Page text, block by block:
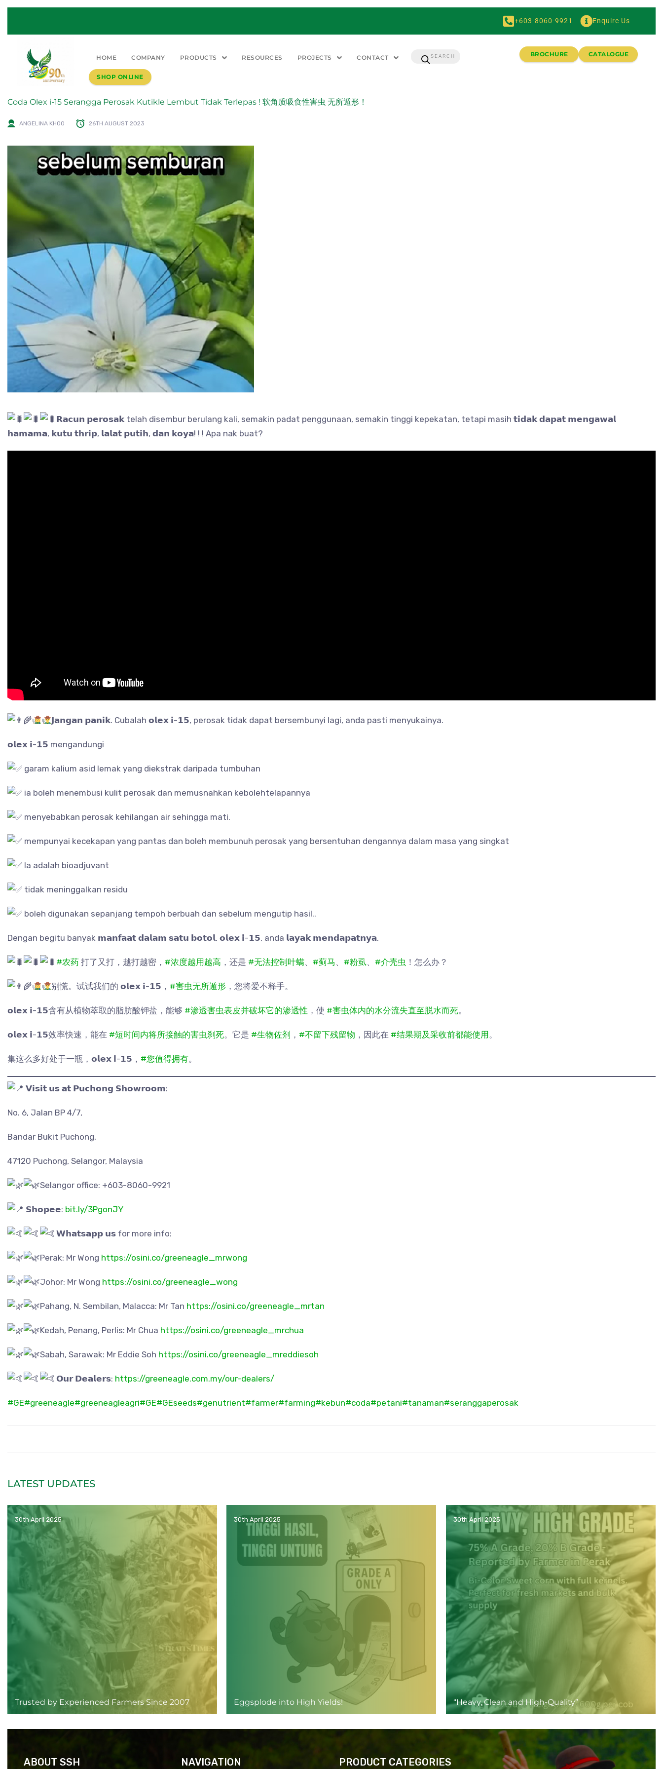
+603-8060-9921 Enquire Us
HOME COMPANY PRODUCTS RESOURCES PROJECTS CONTACT BROCHURE CATALOGUE
SHOP ONLINE
Coda Olex i-15 Serangga Perosak Kutikle Lembut Tidak Terlepas ! 软角质吸食性害虫 无所遁形！
ANGELINA KHOO 26TH AUGUST 2023
𝗥𝗮𝗰𝘂𝗻 𝗽𝗲𝗿𝗼𝘀𝗮𝗸 telah disembur berulang kali, semakin padat penggunaan, semakin tinggi kepekatan, tetapi masih 𝘁𝗶𝗱𝗮𝗸 𝗱𝗮𝗽𝗮𝘁 𝗺𝗲𝗻𝗴𝗮𝘄𝗮𝗹
𝗵𝗮𝗺𝗮𝗺𝗮, 𝗸𝘂𝘁𝘂 𝘁𝗵𝗿𝗶𝗽, 𝗹𝗮𝗹𝗮𝘁 𝗽𝘂𝘁𝗶𝗵, 𝗱𝗮𝗻 𝗸𝗼𝘆𝗮! ! ! Apa nak buat?
𝗝𝗮𝗻𝗴𝗮𝗻 𝗽𝗮𝗻𝗶𝗸. Cubalah 𝗼𝗹𝗲𝘅 𝗶-𝟭𝟱, perosak tidak dapat bersembunyi lagi, anda pasti menyukainya.
𝗼𝗹𝗲𝘅 𝗶-𝟭𝟱 mengandungi
garam kalium asid lemak yang diekstrak daripada tumbuhan
ia boleh menembusi kulit perosak dan memusnahkan kebolehtelapannya
menyebabkan perosak kehilangan air sehingga mati.
mempunyai kecekapan yang pantas dan boleh membunuh perosak yang bersentuhan dengannya dalam masa yang singkat
Ia adalah bioadjuvant
tidak meninggalkan residu
boleh digunakan sepanjang tempoh berbuah dan sebelum mengutip hasil..
Dengan begitu banyak 𝗺𝗮𝗻𝗳𝗮𝗮𝘁 𝗱𝗮𝗹𝗮𝗺 𝘀𝗮𝘁𝘂 𝗯𝗼𝘁𝗼𝗹, 𝗼𝗹𝗲𝘅 𝗶-𝟭𝟱, anda 𝗹𝗮𝘆𝗮𝗸 𝗺𝗲𝗻𝗱𝗮𝗽𝗮𝘁𝗻𝘆𝗮.
#农药 打了又打，越打越密， #浓度越用越高 ，还是 #无法控制叶螨、 #蓟马 、 #粉虱、 #介壳虫 ！怎么办？
别慌。试试我们的 𝗼𝗹𝗲𝘅 𝗶-𝟭𝟱， #害虫无所遁形，您将爱不释手。
𝗼𝗹𝗲𝘅 𝗶-𝟭𝟱含有从植物萃取的脂肪酸钾盐，能够 #渗透害虫表皮并破坏它的渗透性 ，使 #害虫体内的水分流失直至脱水而死。
𝗼𝗹𝗲𝘅 𝗶-𝟭𝟱效率快速，能在 #短时间内将所接触的害虫刹死。它是 #生物佐剂 ， #不留下残留物 ，因此在 #结果期及采收前都能使用 。
集这么多好处于一瓶，𝗼𝗹𝗲𝘅 𝗶-𝟭𝟱， #您值得拥有。
𝗩𝗶𝘀𝗶𝘁 𝘂𝘀 𝗮𝘁 𝗣𝘂𝗰𝗵𝗼𝗻𝗴 𝗦𝗵𝗼𝘄𝗿𝗼𝗼𝗺:
No. 6, Jalan BP 4/7,
Bandar Bukit Puchong,
47120 Puchong, Selangor, Malaysia
Selangor office: +603-8060-9921
𝗦𝗵𝗼𝗽𝗲𝗲: bit.ly/3PgonJY
𝗪𝗵𝗮𝘁𝘀𝗮𝗽𝗽 𝘂𝘀 for more info:
Perak: Mr Wong https://osini.co/greeneagle_mrwong
Johor: Mr Wong https://osini.co/greeneagle_wong
Pahang, N. Sembilan, Malacca: Mr Tan https://osini.co/greeneagle_mrtan
Kedah, Penang, Perlis: Mr Chua https://osini.co/greeneagle_mrchua
Sabah, Sarawak: Mr Eddie Soh https://osini.co/greeneagle_mreddiesoh
𝗢𝘂𝗿 𝗗𝗲𝗮𝗹𝗲𝗿𝘀: https://greeneagle.com.my/our-dealers/
#GE#greeneagle#greeneagleagri#GE#GEseeds#genutrient#farmer#farming#kebun#coda#petani#tanaman#seranggaperosak
LATEST UPDATES
30th April 2025
Trusted by Experienced Farmers Since 2007
30th April 2025
Eggsplode into High Yields!
30th April 2025
“Heavy, Clean and High-Quality”
ABOUT SSH NAVIGATION PRODUCT CATEGORIES